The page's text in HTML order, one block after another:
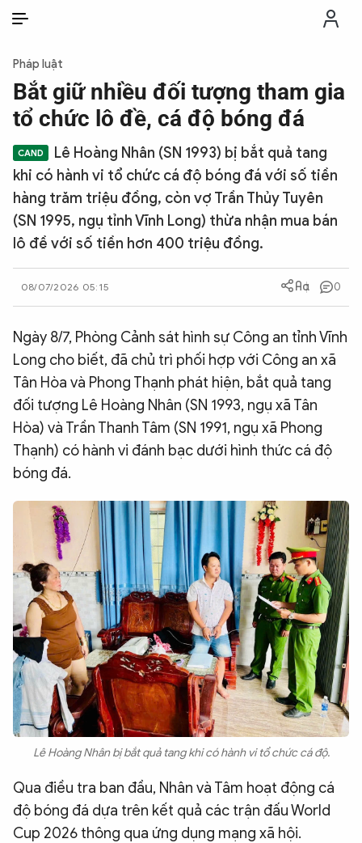
THỜI SỰ
CHỐNG DIỄN BIẾN HÒA BÌNH
CÔNG AN TRONG LÒNG DÂN
XÃ HỘI
PHÁP LUẬT
CÔNG NGHỆ
QUỐC TẾ
VĂN HÓA - THỂ THAO
BẠN ĐỌC & CAND
ĐA PHƯƠNG TIỆN
eMagazine
Podcast
Video Ảnh
Infographic
Chuyên trangAn ninh thế giớiVăn nghệ Công an
Chuyên đề
Pháp luật
Bắt giữ nhiều đối tượng tham gia
tổ chức lô đề, cá độ bóng đá
Lê Hoàng Nhân (SN 1993) bị bắt quả tang
khi có hành vi tổ chức cá độ bóng đá với số tiền
hàng trăm triệu đồng, còn vợ Trần Thủy Tuyên
(SN 1995, ngụ tỉnh Vĩnh Long) thừa nhận mua bán
lô đề với số tiền hơn 400 triệu đồng.
08/07/2026 05:15 0
Ngày 8/7, Phòng Cảnh sát hình sự Công an tỉnh Vĩnh
Long cho biết, đã chủ trì phối hợp với Công an xã
Tân Hòa và Phong Thạnh phát hiện, bắt quả tang
đối tượng Lê Hoàng Nhân (SN 1993, ngụ xã Tân
Hòa) và Trần Thanh Tâm (SN 1991, ngụ xã Phong
Thạnh) có hành vi đánh bạc dưới hình thức cá độ
bóng đá.
Lê Hoàng Nhân bị bắt quả tang khi có hành vi tổ chức cá độ.
Qua điều tra ban đầu, Nhân và Tâm hoạt động cá
độ bóng đá dựa trên kết quả các trận đấu World
Cup 2026 thông qua ứng dụng mạng xã hội.